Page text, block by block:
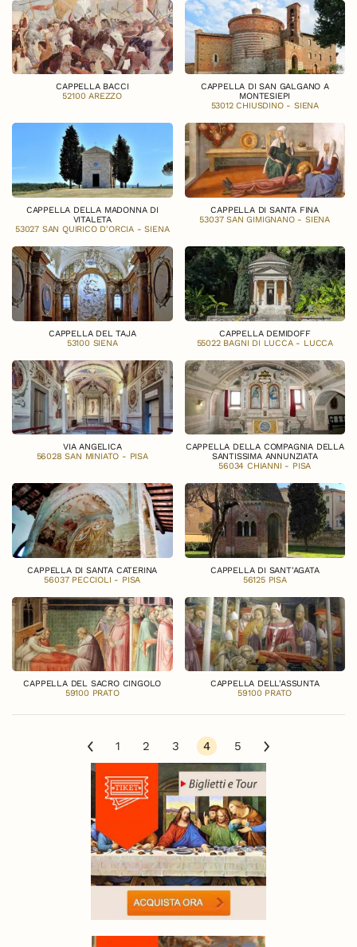
CAPPELLA BACCI
52100 AREZZO
CAPPELLA DI SAN GALGANO A
MONTESIEPI
53012 CHIUSDINO - SIENA
CAPPELLA DELLA MADONNA DI
VITALETA
53027 SAN QUIRICO D'ORCIA - SIENA
CAPPELLA DI SANTA FINA
53037 SAN GIMIGNANO - SIENA
CAPPELLA DEL TAJA
53100 SIENA
CAPPELLA DEMIDOFF
55022 BAGNI DI LUCCA - LUCCA
VIA ANGELICA
56028 SAN MINIATO - PISA
CAPPELLA DELLA COMPAGNIA DELLA
SANTISSIMA ANNUNZIATA
56034 CHIANNI - PISA
CAPPELLA DI SANTA CATERINA
56037 PECCIOLI - PISA
CAPPELLA DI SANT'AGATA
56125 PISA
CAPPELLA DEL SACRO CINGOLO
59100 PRATO
CAPPELLA DELL'ASSUNTA
59100 PRATO
1 2 3 4 5